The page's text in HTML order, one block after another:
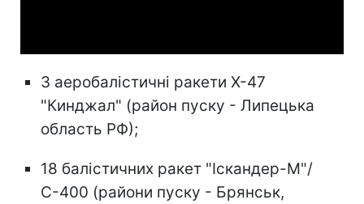
3 аеробалістичні ракети Х-47
"Кинджал" (район пуску - Липецька
область РФ);
18 балістичних ракет "Іскандер-М"/
С-400 (райони пуску - Брянськ,